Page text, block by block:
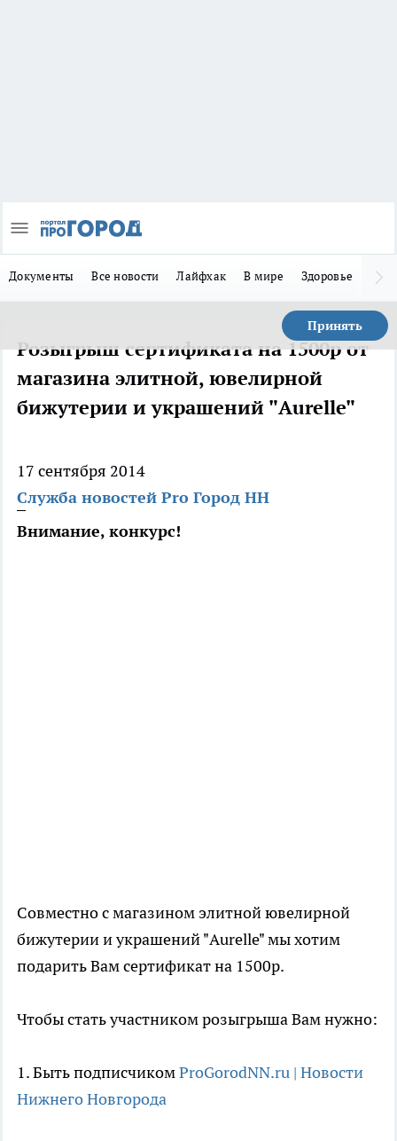
Документы Все новости Лайфхак В мире Здоровье
Принять
Розыгрыш сертификата на 1500р от
магазина элитной, ювелирной
бижутерии и украшений "Aurelle"
17 сентября 2014
Служба новостей Pro Город НН
Внимание, конкурс!
Совместно с магазином элитной ювелирной
бижутерии и украшений "Aurelle" мы хотим
подарить Вам сертификат на 1500р.
Чтобы стать участником розыгрыша Вам нужно:
1. Быть подписчикомProGorodNN.ru | Новости
Нижнего Новгорода